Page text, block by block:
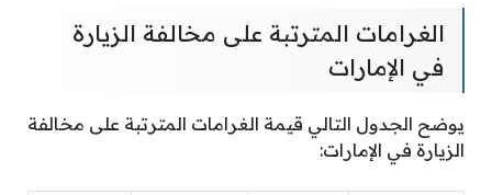
الغرامات المترتبة على مخالفة الزيارة
في الإمارات
يوضح الجدول التالي قيمة الغرامات المترتبة على مخالفة
الزيارة في الإمارات: